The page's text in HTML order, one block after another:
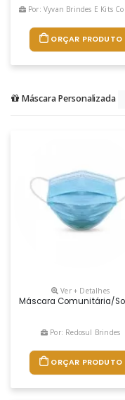
Por: Vyvan Brindes E Kits
ORÇAR PRODUTO
Máscara Personalizada
Ver + Detalhes
Máscara Comunitária/
Por: Redosul Brindes
ORÇAR PRODUTO